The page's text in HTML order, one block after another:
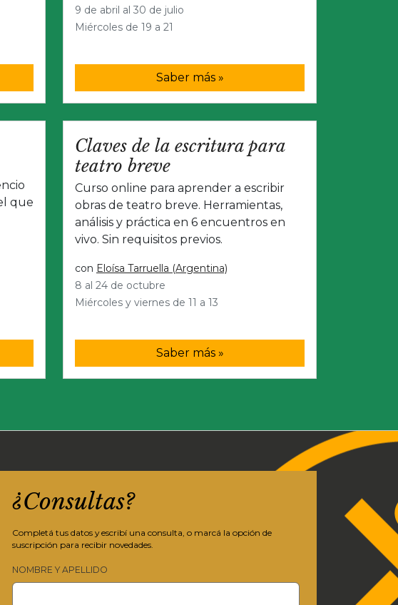
9 de abril al 30 de julio
Miércoles de 19 a 21
Saber más »
que
Claves de la escritura para
teatro breve
Curso online para aprender a escribir
obras de teatro breve. Herramientas,
análisis y práctica en 6 encuentros en
vivo. Sin requisitos previos.
con Eloísa Tarruella (Argentina)
8 al 24 de octubre
Miércoles y viernes de 11 a 13
Saber más »
¿Consultas?
Completá tus datos y escribí una consulta, o marcá la opción de
suscripción para recibir novedades.
NOMBRE Y APELLIDO